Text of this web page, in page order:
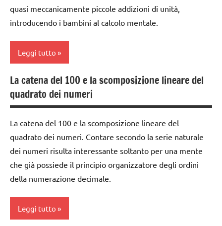
TUTTI GLI
ARGOMENTI
TUTTI GLI
unità
decine
centinaia
MATEMATICA
psicoaritmetica
Montessori
TUTTI GLI
ARGOMENTI
PER ETA'
TUTTI GLI
ARTICOLI
3 ai
6
dai
anni
GIOCHI
per
contare
GUIDA
DIDATTICA
MONTESSORI
MATEMATICA
quasi meccanicamente piccole addizioni di unità,
introducendo i bambini al calcolo mentale.
Leggi tutto
addizione
classe
dai
3 ai
anni
dai
La catena del 100 e la scomposizione lineare del
quadrato dei numeri
La catena del 100 e la scomposizione lineare del
quadrato dei numeri. Contare secondo la serie naturale
dei numeri risulta interessante soltanto per una mente
che già possiede il principio organizzatore degli ordini
della numerazione decimale.
Leggi tutto